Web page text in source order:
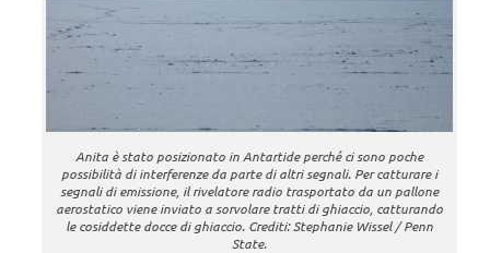
Anita è stato posizionato in Antartide perché ci sono poche
possibilità di interferenze da parte di altri segnali. Per catturare i
segnali di emissione, il rivelatore radio trasportato da un pallone
aerostatico viene inviato a sorvolare tratti di ghiaccio, catturando
le cosiddette docce di ghiaccio. Crediti: Stephanie Wissel / Penn
State.